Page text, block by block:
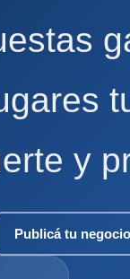
y
Publicá tu negocio